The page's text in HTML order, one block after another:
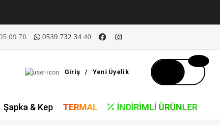
09 70 0539 732 34 40
Giriş / Yeni Üyelik
Şapka & Kep TERMAL İNDIRIMLI ÜRÜNLER